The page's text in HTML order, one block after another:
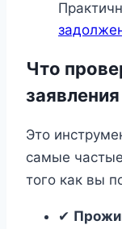
Что
заявления
Это
самые
того как вы
✔